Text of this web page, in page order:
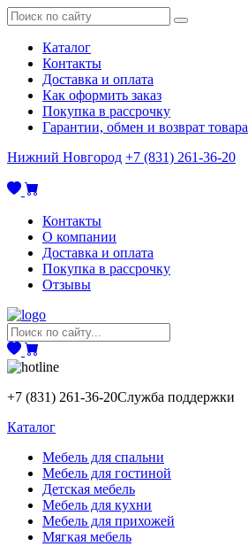
Каталог
Контакты
Доставка и оплата
Как оформить заказ
Покупка в рассрочку
Гарантии, обмен и возврат товара
Нижний Новгород +7 (831) 261-36-20
Контакты
О компании
Доставка и оплата
Покупка в рассрочку
Отзывы
+7 (831) 261-36-20Служба поддержки
Каталог
Мебель для спальни
Мебель для гостиной
Детская мебель
Мебель для кухни
Мебель для прихожей
Мягкая мебель